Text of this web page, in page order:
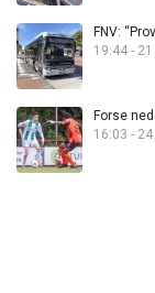
FNV:
19:44 -
Forse
16:03 -